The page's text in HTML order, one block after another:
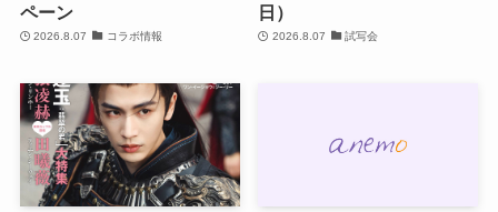
ペーン
2026.8.07 コラボ情報
日）
2026.8.07 試写会